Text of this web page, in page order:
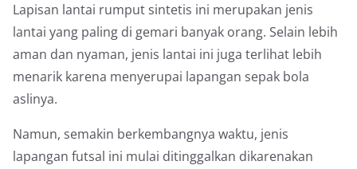
Lapisan lantai rumput sintetis ini merupakan jenis
lantai yang paling di gemari banyak orang. Selain lebih
aman dan nyaman, jenis lantai ini juga terlihat lebih
menarik karena menyerupai lapangan sepak bola
aslinya.
Namun, semakin berkembangnya waktu, jenis
lapangan futsal ini mulai ditinggalkan dikarenakan